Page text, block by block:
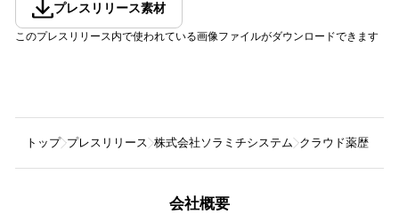
プレスリリース素材
このプレスリリース内で使われている画像ファイルがダウンロードできます
トップ プレスリリース 株式会社ソラミチシステム クラウド薬歴『
会社概要